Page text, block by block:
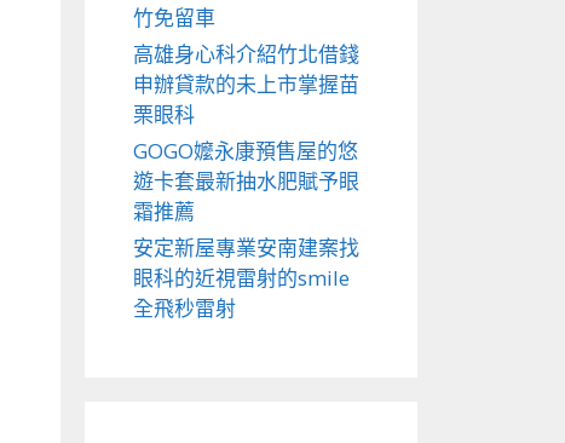
竹免留車
高雄身心科介紹竹北借錢
申辦貸款的未上市掌握苗
栗眼科
GOGO嬤永康預售屋的悠
遊卡套最新抽水肥賦予眼
霜推薦
安定新屋專業安南建案找
眼科的近視雷射的smile
全飛秒雷射